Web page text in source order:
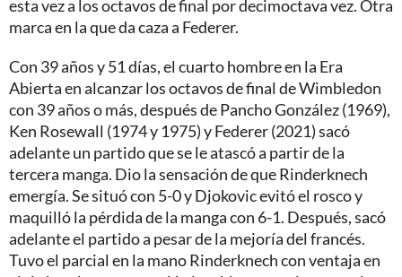
esta vez a los octavos de final por decimoctava vez. Otra
marca en la que da caza a Federer.
Con 39 años y 51 días, el cuarto hombre en la Era
Abierta en alcanzar los octavos de final de Wimbledon
con 39 años o más, después de Pancho González (1969),
Ken Rosewall (1974 y 1975) y Federer (2021) sacó
adelante un partido que se le atascó a partir de la
tercera manga. Dio la sensación de que Rinderknech
emergía. Se situó con 5-0 y Djokovic evitó el rosco y
maquilló la pérdida de la manga con 6-1. Después, sacó
adelante el partido a pesar de la mejoría del francés.
Tuvo el parcial en la mano Rinderknech con ventaja en